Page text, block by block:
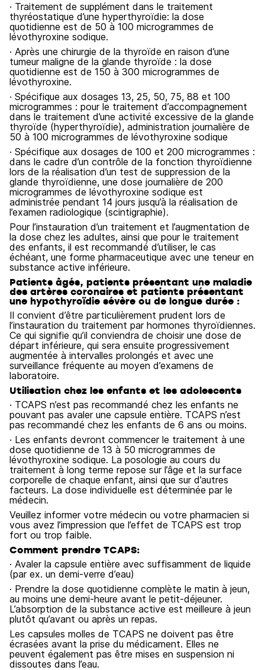
· Traitement de supplément dans le traitement
thyréostatique d’une hyperthyroïdie: la dose
quotidienne est de 50 à 100 microgrammes de
lévothyroxine sodique.
· Après une chirurgie de la thyroïde en raison d’une
tumeur maligne de la glande thyroïde : la dose
quotidienne est de 150 à 300 microgrammes de
lévothyroxine.
· Spécifique aux dosages 13, 25, 50, 75, 88 et 100
microgrammes : pour le traitement d’accompagnement
dans le traitement d’une activité excessive de la glande
thyroïde (hyperthyroïdie), administration journalière de
50 à 100 microgrammes de lévothyroxine sodique
· Spécifique aux dosages de 100 et 200 microgrammes :
dans le cadre d’un contrôle de la fonction thyroïdienne
lors de la réalisation d’un test de suppression de la
glande thyroïdienne, une dose journalière de 200
microgrammes de lévothyroxine sodique est
administrée pendant 14 jours jusqu’à la réalisation de
l’examen radiologique (scintigraphie).
Pour l’instauration d’un traitement et l’augmentation de
la dose chez les adultes, ainsi que pour le traitement
des enfants, il est recommandé d’utiliser, le cas
échéant, une forme pharmaceutique avec une teneur en
substance active inférieure.
Patients âgés, patients présentant une maladie
des artères coronaires et patients présentant
une hypothyroïdie sévère ou de longue durée :
Il convient d’être particulièrement prudent lors de
l’instauration du traitement par hormones thyroïdiennes.
Ce qui signifie qu’il conviendra de choisir une dose de
départ inférieure, qui sera ensuite progressivement
augmentée à intervalles prolongés et avec une
surveillance fréquente au moyen d’examens de
laboratoire.
Utilisation chez les enfants et les adolescents
· TCAPS n’est pas recommandé chez les enfants ne
pouvant pas avaler une capsule entière. TCAPS n’est
pas recommandé chez les enfants de 6 ans ou moins.
· Les enfants devront commencer le traitement à une
dose quotidienne de 13 à 50 microgrammes de
lévothyroxine sodique. La posologie au cours du
traitement à long terme repose sur l’âge et la surface
corporelle de chaque enfant, ainsi que sur d’autres
facteurs. La dose individuelle est déterminée par le
médecin.
Veuillez informer votre médecin ou votre pharmacien si
vous avez l’impression que l’effet de TCAPS est trop
fort ou trop faible.
Comment prendre TCAPS:
· Avaler la capsule entière avec suffisamment de liquide
(par ex. un demi-verre d’eau)
· Prendre la dose quotidienne complète le matin à jeun,
au moins une demi-heure avant le petit-déjeuner.
L’absorption de la substance active est meilleure à jeun
plutôt qu’avant ou après un repas.
Les capsules molles de TCAPS ne doivent pas être
écrasées avant la prise du médicament. Elles ne
peuvent également pas être mises en suspension ni
dissoutes dans l’eau.